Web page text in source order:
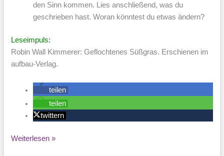
den Sinn kommen. Lies anschließend, was du
geschrieben hast. Woran könntest du etwas ändern?
Leseimpuls:
Robin Wall Kimmerer: Geflochtenes Süßgras. Erschienen im
aufbau-Verlag.
teilen
teilen
twittern
„Geflochtenes
Weiterlesen »